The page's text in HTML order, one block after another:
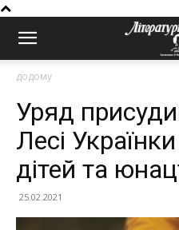
додому
Уряд
Лесі
дітей та
25.02.2021